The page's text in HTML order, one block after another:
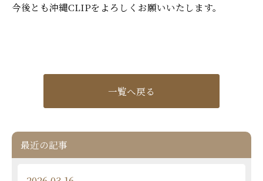
今後とも沖縄CLIPをよろしくお願いいたします。
一覧へ戻る
最近の記事